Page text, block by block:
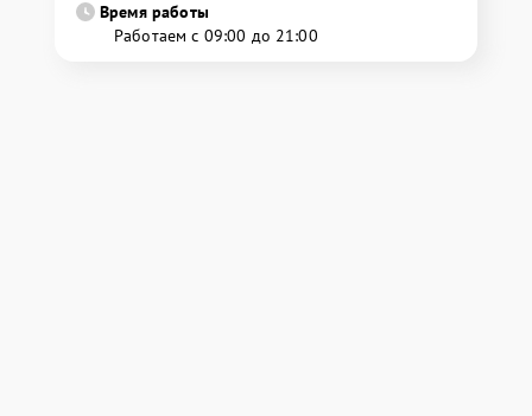
Время работы
Работаем с 09:00 до 21:00